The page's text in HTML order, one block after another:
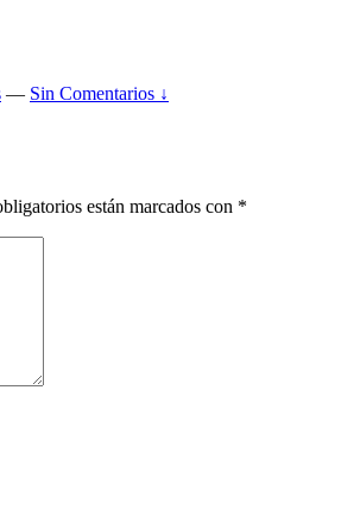
— Sin Comentarios ↓
están marcados con *